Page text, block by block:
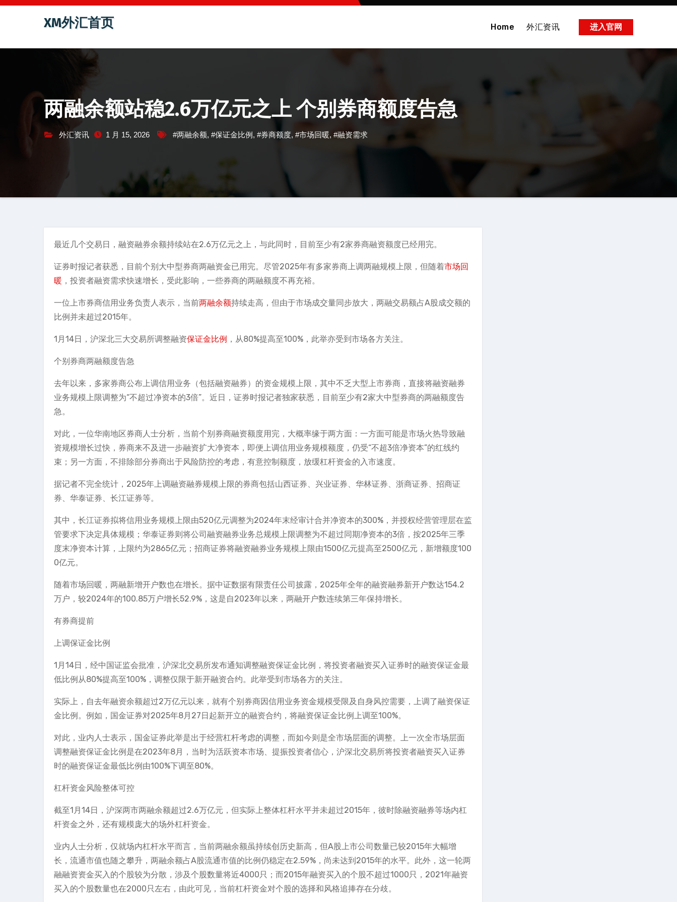
跳
容
XM外汇首页 Home 外汇资讯 进入官网
两融余额站稳2.6万亿元之上 个别券商额度告急
外汇资讯 1 月 15, 2026 #两融余额, #保证金比例, #券商额度, #市场回暖, #融资需求
最近几个交易日，融资融券余额持续站在2.6万亿元之上，与此同时，目前至少有2家券商融资额度已经用完。
证券时报记者获悉，目前个别大中型券商两融资金已用完。尽管2025年有多家券商上调两融规模上限，但随着市场回
暖 ，投资者融资需求快速增长，受此影响，一些券商的两融额度不再充裕。
一位上市券商信用业务负责人表示，当前两融余额持续走高，但由于市场成交量同步放大，两融交易额占A股成交额的
比例并未超过2015年。
1月14日，沪深北三大交易所调整融资保证金比例 ，从80%提高至100%，此举亦受到市场各方关注。
个别券商两融额度告急
去年以来，多家券商公布上调信用业务（包括融资融券）的资金规模上限，其中不乏大型上市券商，直接将融资融券
业务规模上限调整为“不超过净资本的3倍”。近日，证券时报记者独家获悉，目前至少有2家大中型券商的两融额度告
急。
对此，一位华南地区券商人士分析，当前个别券商融资额度用完，大概率缘于两方面：一方面可能是市场火热导致融
资规模增长过快，券商来不及进一步融资扩大净资本，即便上调信用业务规模额度，仍受“不超3倍净资本”的红线约
束；另一方面，不排除部分券商出于风险防控的考虑，有意控制额度，放缓杠杆资金的入市速度。
据记者不完全统计，2025年上调融资融券规模上限的券商包括山西证券、兴业证券、华林证券、浙商证券、招商证
券、华泰证券、长江证券等。
其中，长江证券拟将信用业务规模上限由520亿元调整为2024年末经审计合并净资本的300%，并授权经营管理层在监
管要求下决定具体规模；华泰证券则将公司融资融券业务总规模上限调整为不超过同期净资本的3倍，按2025年三季
度末净资本计算，上限约为2865亿元；招商证券将融资融券业务规模上限由1500亿元提高至2500亿元，新增额度100
0亿元。
随着市场回暖，两融新增开户数也在增长。据中证数据有限责任公司披露，2025年全年的融资融券新开户数达154.2
万户，较2024年的100.85万户增长52.9%，这是自2023年以来，两融开户数连续第三年保持增长。
有券商提前
上调保证金比例
1月14日，经中国证监会批准，沪深北交易所发布通知调整融资保证金比例，将投资者融资买入证券时的融资保证金最
低比例从80%提高至100%，调整仅限于新开融资合约。此举受到市场各方的关注。
实际上，自去年融资余额超过2万亿元以来，就有个别券商因信用业务资金规模受限及自身风控需要，上调了融资保证
金比例。例如，国金证券对2025年8月27日起新开立的融资合约，将融资保证金比例上调至100%。
对此，业内人士表示，国金证券此举是出于经营杠杆考虑的调整，而如今则是全市场层面的调整。上一次全市场层面
调整融资保证金比例是在2023年8月，当时为活跃资本市场、提振投资者信心，沪深北交易所将投资者融资买入证券
时的融资保证金最低比例由100%下调至80%。
杠杆资金风险整体可控
截至1月14日，沪深两市两融余额超过2.6万亿元，但实际上整体杠杆水平并未超过2015年，彼时除融资融券等场内杠
杆资金之外，还有规模庞大的场外杠杆资金。
业内人士分析，仅就场内杠杆水平而言，当前两融余额虽持续创历史新高，但A股上市公司数量已较2015年大幅增
长，流通市值也随之攀升，两融余额占A股流通市值的比例仍稳定在2.59%，尚未达到2015年的水平。此外，这一轮两
融融资资金买入的个股较为分散，涉及个股数量将近4000只；而2015年融资买入的个股不超过1000只，2021年融资
买入的个股数量也在2000只左右，由此可见，当前杠杆资金对个股的选择和风格追捧存在分歧。